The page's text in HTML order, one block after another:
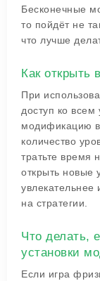
Бесконечные
то пойдёт не
что лучше
Как открыть
При
доступ ко всем
модификацию
количество
тратьте время
открыть новые
увлекательнее
на стратегии.
Что делать,
установки
Если игра